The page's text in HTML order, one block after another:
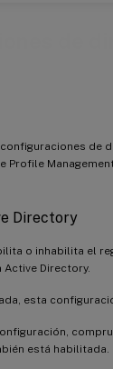
de
Profile
Directory
o inhabilita el
Directory.
esta
está habilitada.